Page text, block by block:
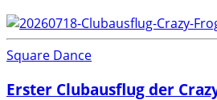
Square Dance
Erster Clubausflug der